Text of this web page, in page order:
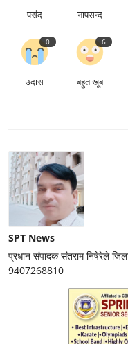
पसंद नापसन्द
0
उदास
6
बहुत खूब
SPT News
प्रधान संपादक संतराम निषेरेले
9407268810